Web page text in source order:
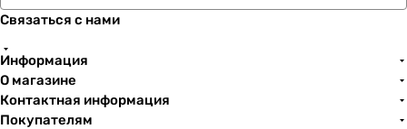
Связаться с нами
Информация
О магазине
Контактная информация
Покупателям